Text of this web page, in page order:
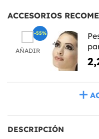
ACCESORIOS
AÑADIR
-55%
DESCRIPCIÓN